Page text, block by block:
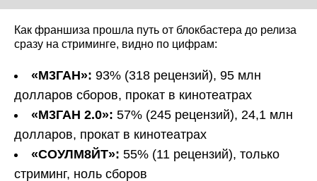
Как франшиза прошла путь от блокбастера до релиза
сразу на стриминге, видно по цифрам:
«М3ГАН»: 93% (318 рецензий), 95 млн
долларов сборов, прокат в кинотеатрах
«М3ГАН 2.0»: 57% (245 рецензий), 24,1 млн
долларов, прокат в кинотеатрах
«СОУЛМ8ЙТ»: 55% (11 рецензий), только
стриминг, ноль сборов